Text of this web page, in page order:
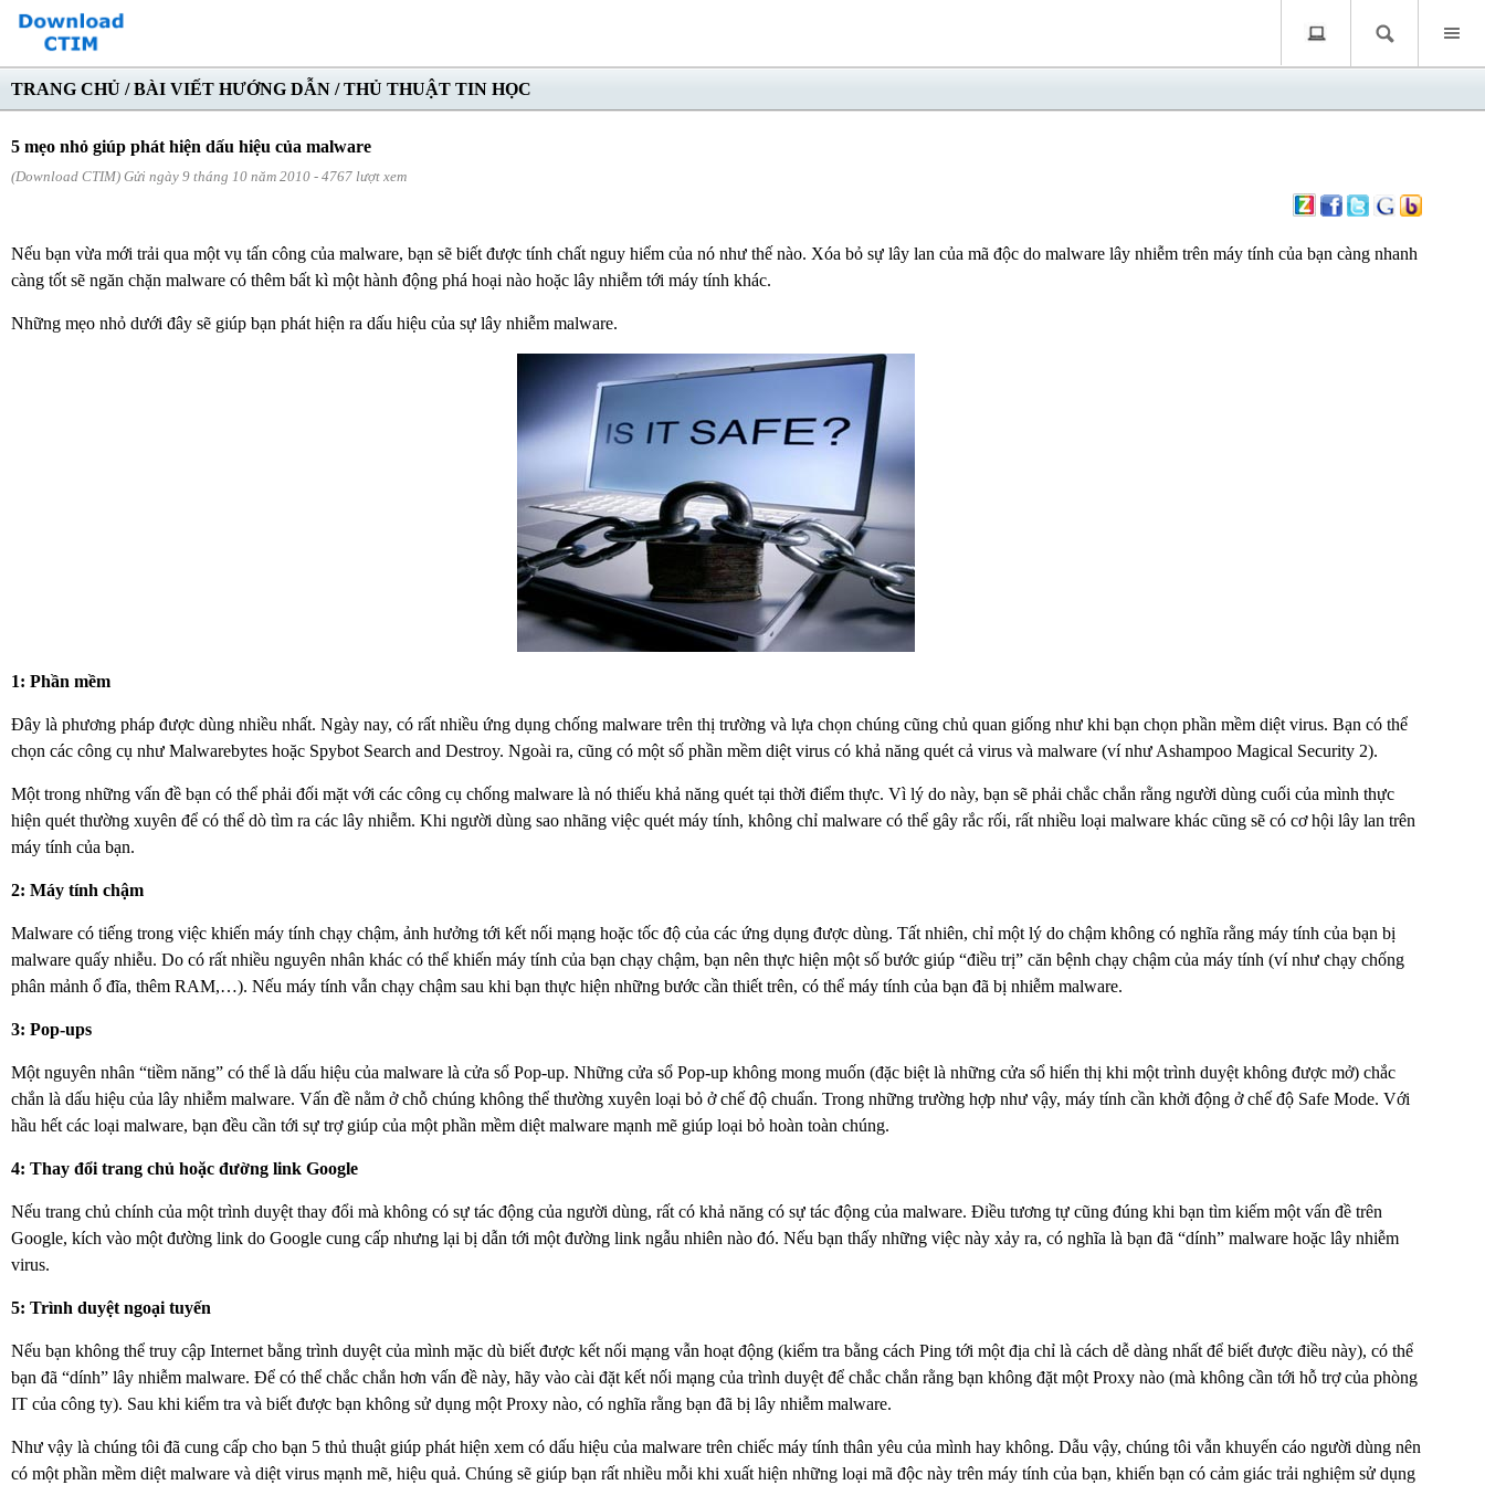
TRANG CHỦ /BÀI VIẾT HƯỚNG DẪN /THỦ THUẬT TIN HỌC
5 mẹo nhỏ giúp phát hiện dấu hiệu của malware
(Download CTIM) Gửi ngày 9 tháng 10 năm 2010 - 4767 lượt xem
Nếu bạn vừa mới trải qua một vụ tấn công của malware, bạn sẽ biết được tính chất nguy hiểm của nó như thế nào. Xóa bỏ sự lây lan của mã độc do malware lây nhiễm trên máy tính của bạn càng nhanh
càng tốt sẽ ngăn chặn malware có thêm bất kì một hành động phá hoại nào hoặc lây nhiễm tới máy tính khác.
Những mẹo nhỏ dưới đây sẽ giúp bạn phát hiện ra dấu hiệu của sự lây nhiễm malware.
1: Phần mềm
Đây là phương pháp được dùng nhiều nhất. Ngày nay, có rất nhiều ứng dụng chống malware trên thị trường và lựa chọn chúng cũng chủ quan giống như khi bạn chọn phần mềm diệt virus. Bạn có thể
chọn các công cụ như Malwarebytes hoặc Spybot Search and Destroy. Ngoài ra, cũng có một số phần mềm diệt virus có khả năng quét cả virus và malware (ví như Ashampoo Magical Security 2).
Một trong những vấn đề bạn có thể phải đối mặt với các công cụ chống malware là nó thiếu khả năng quét tại thời điểm thực. Vì lý do này, bạn sẽ phải chắc chắn rằng người dùng cuối của mình thực
hiện quét thường xuyên để có thể dò tìm ra các lây nhiễm. Khi người dùng sao nhãng việc quét máy tính, không chỉ malware có thể gây rắc rối, rất nhiều loại malware khác cũng sẽ có cơ hội lây lan trên
máy tính của bạn.
2: Máy tính chậm
Malware có tiếng trong việc khiến máy tính chạy chậm, ảnh hưởng tới kết nối mạng hoặc tốc độ của các ứng dụng được dùng. Tất nhiên, chỉ một lý do chậm không có nghĩa rằng máy tính của bạn bị
malware quấy nhiễu. Do có rất nhiều nguyên nhân khác có thể khiến máy tính của bạn chạy chậm, bạn nên thực hiện một số bước giúp “điều trị” căn bệnh chạy chậm của máy tính (ví như chạy chống
phân mảnh ổ đĩa, thêm RAM,…). Nếu máy tính vẫn chạy chậm sau khi bạn thực hiện những bước cần thiết trên, có thể máy tính của bạn đã bị nhiễm malware.
3: Pop-ups
Một nguyên nhân “tiềm năng” có thể là dấu hiệu của malware là cửa sổ Pop-up. Những cửa sổ Pop-up không mong muốn (đặc biệt là những cửa sổ hiển thị khi một trình duyệt không được mở) chắc
chắn là dấu hiệu của lây nhiễm malware. Vấn đề nằm ở chỗ chúng không thể thường xuyên loại bỏ ở chế độ chuẩn. Trong những trường hợp như vậy, máy tính cần khởi động ở chế độ Safe Mode. Với
hầu hết các loại malware, bạn đều cần tới sự trợ giúp của một phần mềm diệt malware mạnh mẽ giúp loại bỏ hoàn toàn chúng.
4: Thay đổi trang chủ hoặc đường link Google
Nếu trang chủ chính của một trình duyệt thay đổi mà không có sự tác động của người dùng, rất có khả năng có sự tác động của malware. Điều tương tự cũng đúng khi bạn tìm kiếm một vấn đề trên
Google, kích vào một đường link do Google cung cấp nhưng lại bị dẫn tới một đường link ngẫu nhiên nào đó. Nếu bạn thấy những việc này xảy ra, có nghĩa là bạn đã “dính” malware hoặc lây nhiễm
virus.
5: Trình duyệt ngoại tuyến
Nếu bạn không thể truy cập Internet bằng trình duyệt của mình mặc dù biết được kết nối mạng vẫn hoạt động (kiểm tra bằng cách Ping tới một địa chỉ là cách dễ dàng nhất để biết được điều này), có thể
bạn đã “dính” lây nhiễm malware. Để có thể chắc chắn hơn vấn đề này, hãy vào cài đặt kết nối mạng của trình duyệt để chắc chắn rằng bạn không đặt một Proxy nào (mà không cần tới hỗ trợ của phòng
IT của công ty). Sau khi kiểm tra và biết được bạn không sử dụng một Proxy nào, có nghĩa rằng bạn đã bị lây nhiễm malware.
Như vậy là chúng tôi đã cung cấp cho bạn 5 thủ thuật giúp phát hiện xem có dấu hiệu của malware trên chiếc máy tính thân yêu của mình hay không. Dẫu vậy, chúng tôi vẫn khuyến cáo người dùng nên
có một phần mềm diệt malware và diệt virus mạnh mẽ, hiệu quả. Chúng sẽ giúp bạn rất nhiều mỗi khi xuất hiện những loại mã độc này trên máy tính của bạn, khiến bạn có cảm giác trải nghiệm sử dụng